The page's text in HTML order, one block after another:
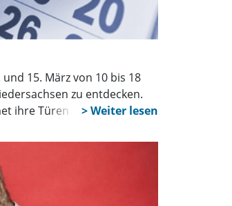
15. März von 10 bis 18
zu entdecken.
ihre Türen – letztmalig an
umzieht.